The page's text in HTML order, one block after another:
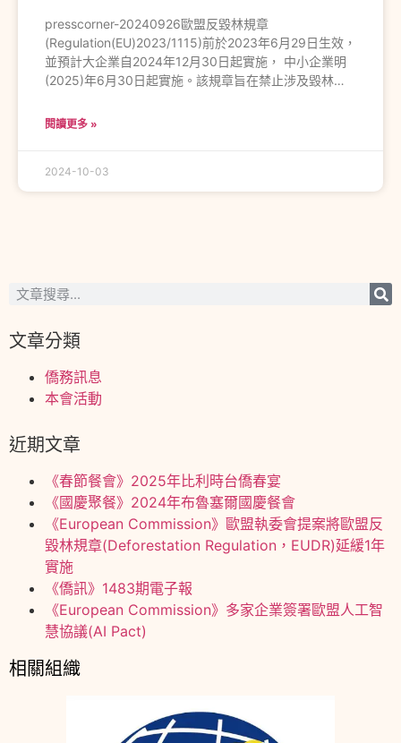
presscorner-20240926歐盟反毀林規章
(Regulation(EU)2023/1115)前於2023年6月29日生效，
並預計大企業自2024年12月30日起實施， 中小企業明
(2025)年6月30日起實施。該規章旨在禁止涉及毀林…
閱讀更多 »
2024-10-03
文章分類
僑務訊息
本會活動
近期文章
《春節餐會》2025年比利時台僑春宴
《國慶聚餐》2024年布魯塞爾國慶餐會
《European Commission》歐盟執委會提案將歐盟反
毀林規章(Deforestation Regulation，EUDR)延緩1年
實施
《僑訊》1483期電子報
《European Commission》多家企業簽署歐盟人工智
慧協議(AI Pact)
相關組織